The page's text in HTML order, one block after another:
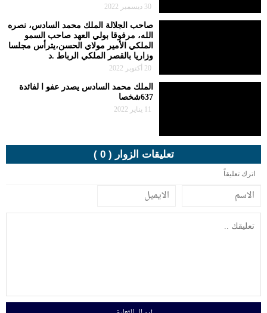
30 ديسمبر 2022
صاحب الجلالة الملك محمد السادس، نصره
الله، مرفوقا بولي العهد صاحب السمو
الملكي الأمير مولاي الحسن،يترأس مجلسا
وزاريا بالقصر الملكي الرباط .د
20 أكتوبر 2022
الملك محمد السادس يصدر عفو ا لفائدة
637شخصا
تعليقات الزوار ( 0 )
اترك تعليقاً